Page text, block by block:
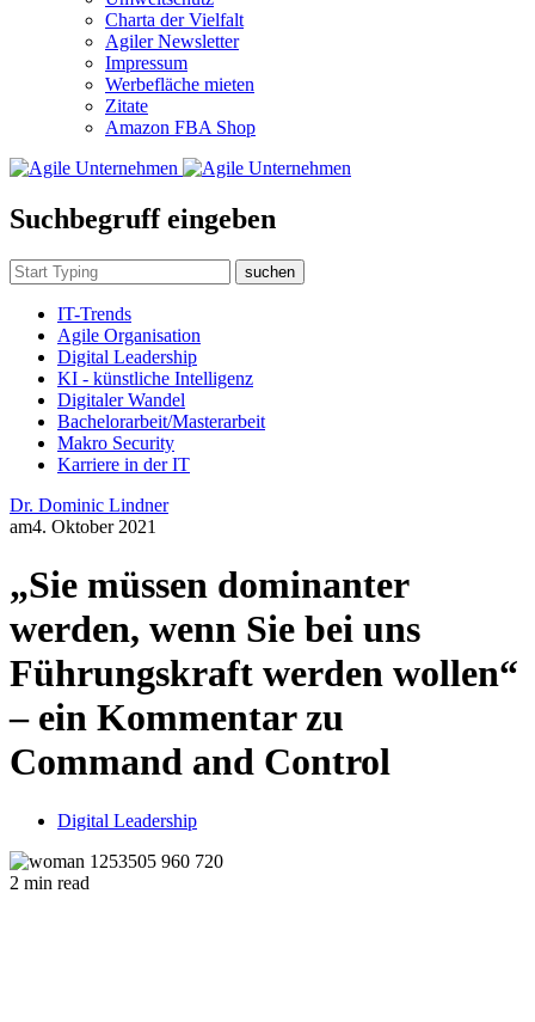
Charta der Vielfalt
Agiler Newsletter
Impressum
Werbefläche mieten
Zitate
Amazon FBA Shop
Suchbegruff eingeben
suchen
IT-Trends
Agile Organisation
Digital Leadership
KI - künstliche Intelligenz
Digitaler Wandel
Bachelorarbeit/Masterarbeit
Makro Security
Karriere in der IT
Dr. Dominic Lindner
am4. Oktober 2021
„Sie müssen dominanter
werden, wenn Sie bei uns
Führungskraft werden wollen“
– ein Kommentar zu
Command and Control
Digital Leadership
2 min read